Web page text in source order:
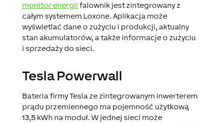
monitor energii falownik jest zintegrowany z
całym systemem Loxone. Aplikacja może
wyświetlać dane o zużyciu i produkcji, aktualny
stan akumulatorów, a także informacje o zużyciu
i sprzedaży do sieci.
Tesla Powerwall
Bateria firmy Tesla ze zintegrowanym inwerterem
prądu przemiennego ma pojemność użytkową
13,5 kWh na moduł. W jednej sieci może